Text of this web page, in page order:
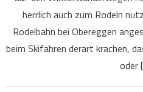
herrlich auch zum Rodeln
Rodelbahn bei Obereggen
beim Skifahren derart krachen,
oder